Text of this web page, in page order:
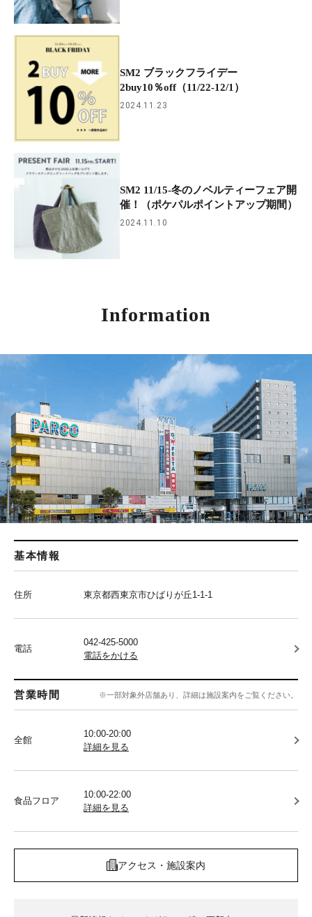
SM2 ブラックフライデー
2buy10％off（11/22-12/1）
2024.11.23
SM2 11/15-冬のノベルティーフェア開
催！（ポケパルポイントアップ期間）
2024.11.10
Information
基本情報
住所 東京都西東京市ひばりが丘1-1-1
電話
042-425-5000
電話をかける
営業時間 ※一部対象外店舗あり、詳細は施設案内をご覧ください。
全館
10:00-20:00
詳細を見る
食品フロア
10:00-22:00
詳細を見る
アクセス・施設案内